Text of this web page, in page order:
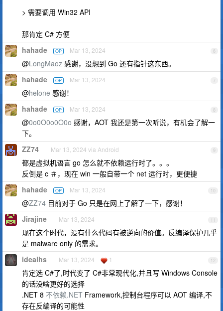
> 需要调用 Win32 API
那肯定 C# 方便
6
hahade OP Mar 13, 2024
@LongMaoz 感谢，没想到 Go 还有指针这东西。
7
hahade OP Mar 13, 2024
@helone 感谢！
8
hahade OP Mar 13, 2024
@0o0O0o0O0o 感谢，AOT 我还是第一次听说，有机会了解一
下。
9
ZZ74 Mar 13, 2024 via Android
都是虚拟机语言 go 怎么就不依赖运行时了。。。
反倒是 c ＃，现在 win 一般自带一个 net 运行时，更便捷
10
hahade OP Mar 13, 2024
@ZZ74 目前对于 Go 只是在网上了解了一下，感谢！
11
Jirajine Mar 13, 2024
现在这个时代，没有什么代码有被逆向的价值。反编译保护几乎
是 malware only 的需求。
12
idealhs Mar 13, 2024 1
肯定选 C#了,时代变了 C#非常现代化,并且写 Windows Console
的话没啥更好的选择
.NET 8 不依赖.NET Framework,控制台程序可以 AOT 编译,不
存在反编译的可能性